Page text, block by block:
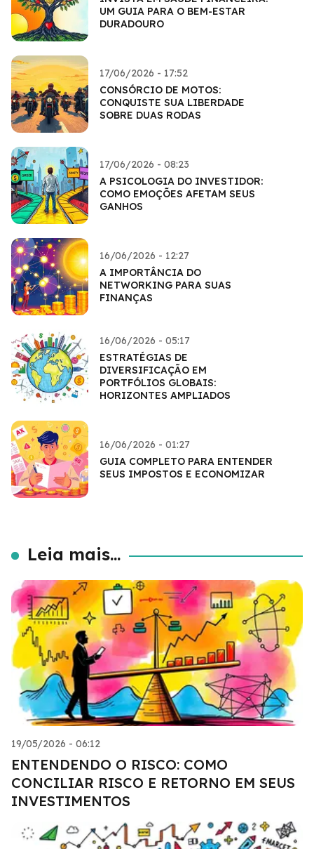
UM GUIA PARA O BEM-ESTAR
DURADOURO
17/06/2026 - 17:52
CONSÓRCIO DE MOTOS:
CONQUISTE SUA LIBERDADE
SOBRE DUAS RODAS
17/06/2026 - 08:23
A PSICOLOGIA DO INVESTIDOR:
COMO EMOÇÕES AFETAM SEUS
GANHOS
16/06/2026 - 12:27
A IMPORTÂNCIA DO
NETWORKING PARA SUAS
FINANÇAS
16/06/2026 - 05:17
ESTRATÉGIAS DE
DIVERSIFICAÇÃO EM
PORTFÓLIOS GLOBAIS:
HORIZONTES AMPLIADOS
16/06/2026 - 01:27
GUIA COMPLETO PARA ENTENDER
SEUS IMPOSTOS E ECONOMIZAR
Leia mais...
19/05/2026 - 06:12
ENTENDENDO O RISCO: COMO
CONCILIAR RISCO E RETORNO EM SEUS
INVESTIMENTOS